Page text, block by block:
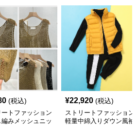
(税込)
ートファッション
みメッシュニッ
¥22,920 (税込)
ストリートファッション
軽量中綿入りダウン風袖